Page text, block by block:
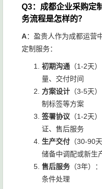
Q3：成都企业采购定
务流程是怎样的？
A：盈贵人作为成都运营
定制服务：
初期沟通 （1-2天
量、交付时间
方案设计 （3-5天
制标签等方案
签署协议 （1-2天
证、售后服务
生产交付 （30-90
储备中调配或新生
售后服务 （3年）
条件处理